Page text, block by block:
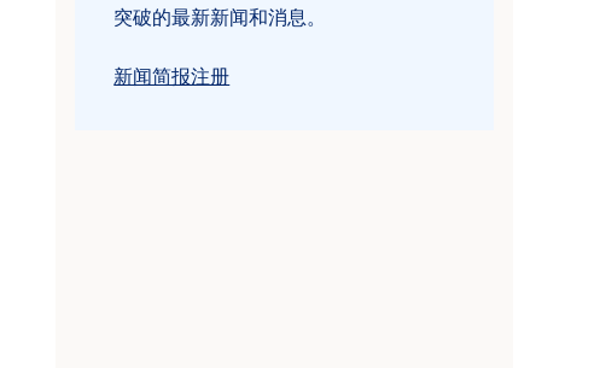
突破的最新新闻和消息。
新闻简报注册